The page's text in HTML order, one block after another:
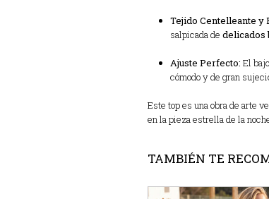
Tejido Centelleante y
salpicada de delicados
Ajuste Perfecto: El
cómodo y de gran
Este top es una obra de arte
en la pieza estrella de la
TAMBIÉN TE